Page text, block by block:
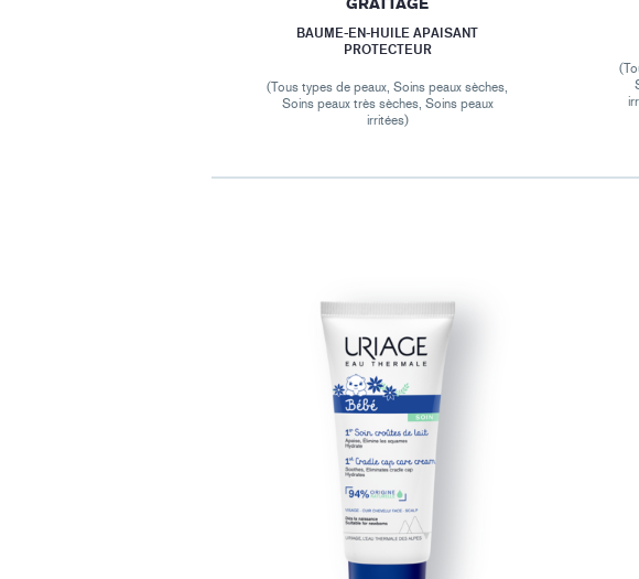
GRATTAGE
BAUME-EN-HUILE APAISANT
PROTECTEUR
(Tous types de peaux, Soins peaux sèches,
Soins peaux très sèches, Soins peaux
irritées)